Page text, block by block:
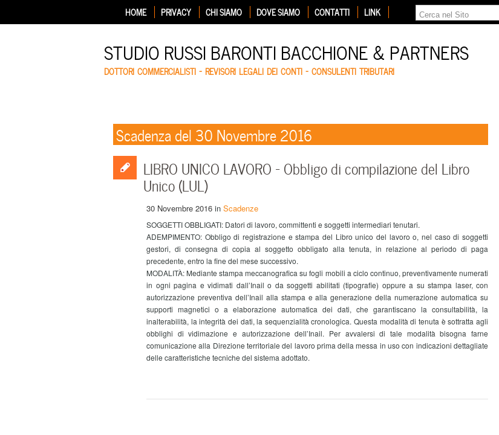
HOME PRIVACY CHI SIAMO DOVE SIAMO CONTATTI LINK
STUDIO RUSSI BARONTI BACCHIONE & PARTNERS
DOTTORI COMMERCIALISTI – REVISORI LEGALI DEI CONTI – CONSULENTI TRIBUTARI
Scadenza del 30 Novembre 2016
LIBRO UNICO LAVORO – Obbligo di compilazione del Libro
Unico (LUL)
30 Novembre 2016 in Scadenze
SOGGETTI OBBLIGATI: Datori di lavoro, committenti e soggetti intermediari tenutari.
ADEMPIMENTO: Obbligo di registrazione e stampa del Libro unico del lavoro o, nel caso di soggetti
gestori, di consegna di copia al soggetto obbligato alla tenuta, in relazione al periodo di paga
precedente, entro la fine del mese successivo.
MODALITÀ: Mediante stampa meccanografica su fogli mobili a ciclo continuo, preventivamente numerati
in ogni pagina e vidimati dall’Inail o da soggetti abilitati (tipografie) oppure a su stampa laser, con
autorizzazione preventiva dell’Inail alla stampa e alla generazione della numerazione automatica su
supporti magnetici o a elaborazione automatica dei dati, che garantiscano la consultabilità, la
inalterabilità, la integrità dei dati, la sequenzialità cronologica. Questa modalità di tenuta è sottratta agli
obblighi di vidimazione e autorizzazione dell’Inail. Per avvalersi di tale modalità bisogna farne
comunicazione alla Direzione territoriale del lavoro prima della messa in uso con indicazioni dettagliate
delle caratteristiche tecniche del sistema adottato.